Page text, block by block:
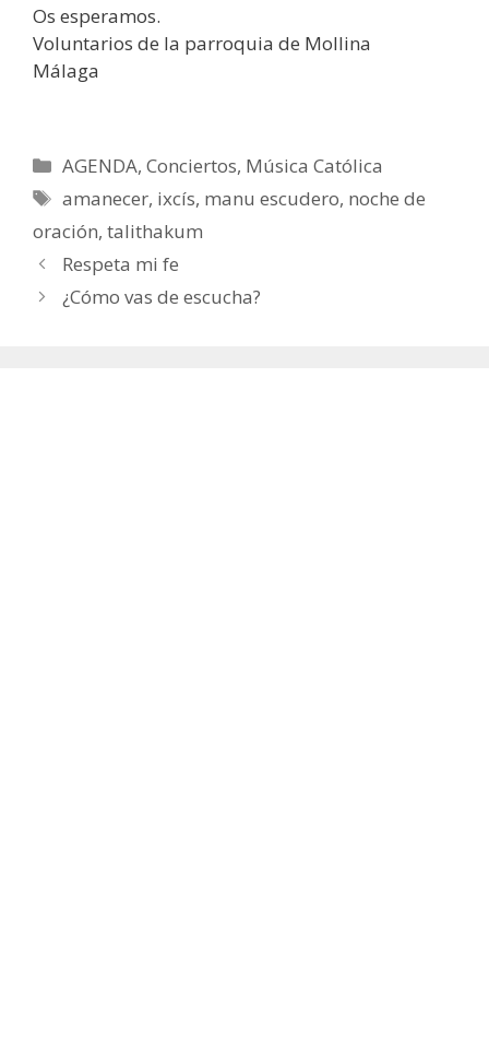
Os esperamos.
Voluntarios de la parroquia de Mollina
Málaga
Categorías
AGENDA,Conciertos, Música Católica
Etiquetas
amanecer, ixcís, manu escudero, noche de
oración, talithakum
Respeta mi fe
¿Cómo vas de escucha?